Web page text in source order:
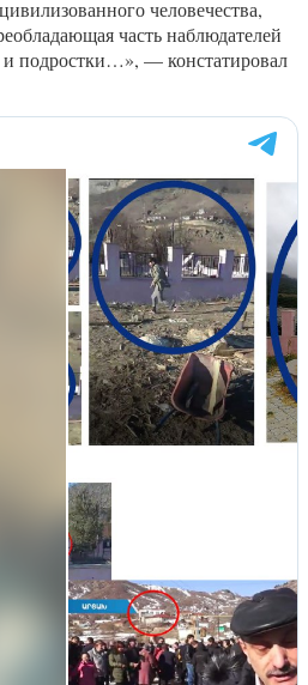
человечества,
часть наблюдателей
подростки…», — констатировал